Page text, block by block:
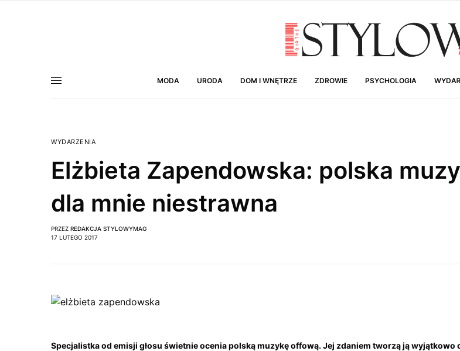
MODA URODA DOM I WNĘTRZE ZDROWIE PSYCHOLOGIA
WYDARZENIA
Elżbieta Zapendowska: polska
dla mnie niestrawna
PRZEZ REDAKCJA STYLOWYMAG
17 LUTEGO 2017
Specjalistka od emisji głosu świetnie ocenia polską muzykę offową. Jej zdaniem tworzą ją wyjątkowo